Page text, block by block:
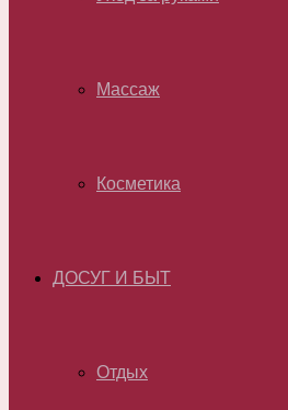
Массаж
Косметика
ДОСУГ И БЫТ
Отдых